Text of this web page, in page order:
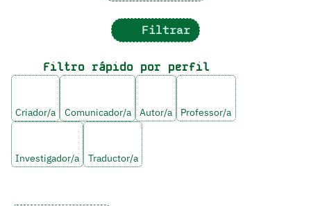
Filtrar
Filtro rápido por perfil
Criador/a Comunicador/a Autor/a Professor/a
Investigador/a Traductor/a